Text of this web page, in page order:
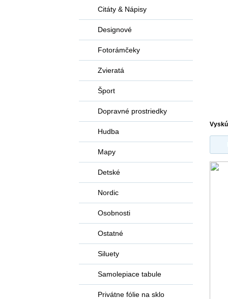
Citáty & Nápisy
Designové
Fotorámčeky
Zvieratá
Šport
Dopravné prostriedky
Hudba
Mapy
Detské
Nordic
Osobnosti
Ostatné
Siluety
Samolepiace tabule
Privátne fólie na sklo